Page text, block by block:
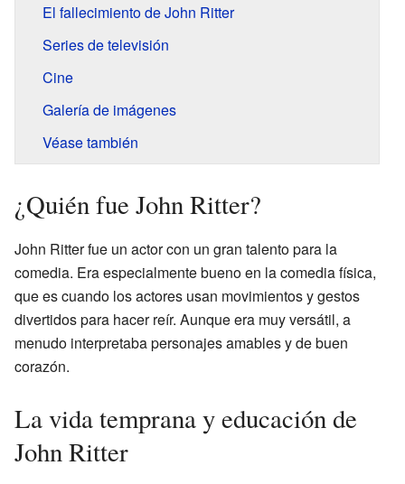
El fallecimiento de John Ritter
Series de televisión
Cine
Galería de imágenes
Véase también
¿Quién fue John Ritter?
John Ritter fue un actor con un gran talento para la
comedia. Era especialmente bueno en la comedia física,
que es cuando los actores usan movimientos y gestos
divertidos para hacer reír. Aunque era muy versátil, a
menudo interpretaba personajes amables y de buen
corazón.
La vida temprana y educación de
John Ritter